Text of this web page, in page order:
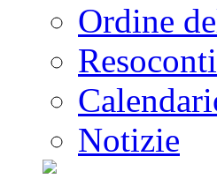
Ordine
Resoconti
Notizie